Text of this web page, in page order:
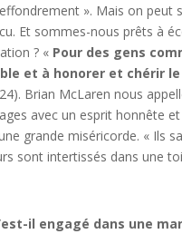
». Mais on peut
Et sommes-nous prêts à
? « Pour des gens
et à honorer et chérir le
Brian McLaren nous
avec un esprit honnête
grande miséricorde. « Ils
sont intertissés dans une
il engagé dans une